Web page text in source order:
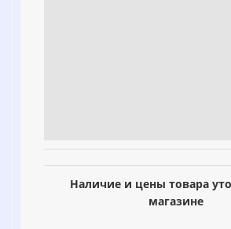
Наличие и цены товара
магазине